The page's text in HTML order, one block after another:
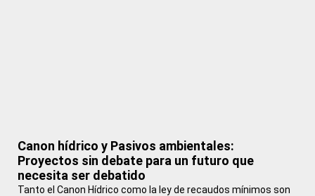
Canon hídrico y Pasivos ambientales:
Proyectos sin debate para un futuro que
necesita ser debatido
Tanto el Canon Hídrico como la ley de recaudos mínimos son